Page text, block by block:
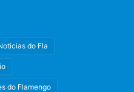
do Fla
do Flamengo